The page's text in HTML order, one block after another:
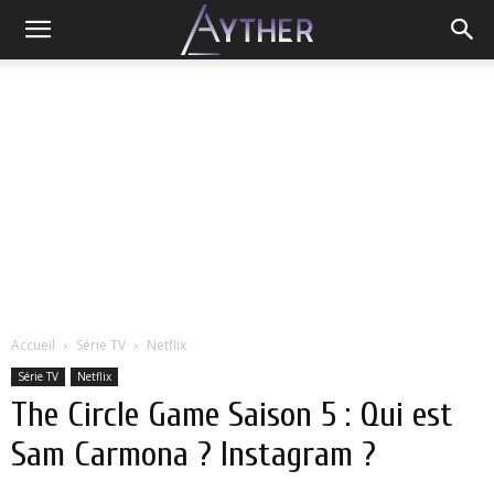
Accueil Série TV Netflix
Série TV Netflix
The Circle Game Saison 5 : Qui est
Sam Carmona ? Instagram ?